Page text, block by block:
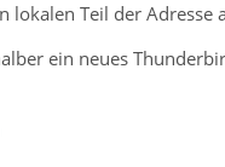
Teil der Adresse
ein neues